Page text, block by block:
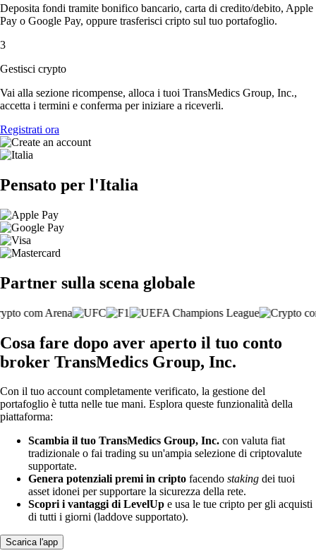
Deposita fondi tramite bonifico bancario, carta di credito/debito, Apple
Pay o Google Pay, oppure trasferisci cripto sul tuo portafoglio.
3
Gestisci crypto
Vai alla sezione ricompense, alloca i tuoi TransMedics Group, Inc.,
accetta i termini e conferma per iniziare a riceverli.
Registrati ora
Pensato per l'Italia
Partner sulla scena globale
Cosa fare dopo aver aperto il tuo conto
broker TransMedics Group, Inc.
Con il tuo account completamente verificato, la gestione del
portafoglio è tutta nelle tue mani. Esplora queste funzionalità della
piattaforma:
Scambia il tuo TransMedics Group, Inc. con valuta fiat
tradizionale o fai trading su un'ampia selezione di criptovalute
supportate.
Genera potenziali premi in cripto facendo staking dei tuoi
asset idonei per supportare la sicurezza della rete.
Scopri i vantaggi di LevelUp e usa le tue cripto per gli acquisti
di tutti i giorni (laddove supportato).
Scarica l'app